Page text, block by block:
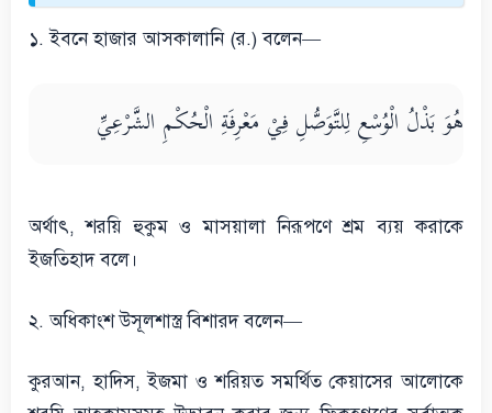
১. ইবনে হাজার আসকালানি (র.) বলেন—
هُوَ بَذْلُ الْوُسْعِ لِلتَّوَصُّلِ فِيْ مَعْرِفَةِ الْحُكْمِ الشَّرْعِيِّ
অর্থাৎ, শরয়ি হুকুম ও মাসয়ালা নিরূপণে শ্রম ব্যয় করাকে
ইজতিহাদ বলে।
২. অধিকাংশ উসূলশাস্ত্র বিশারদ বলেন—
কুরআন, হাদিস, ইজমা ও শরিয়ত সমর্থিত কেয়াসের আলোকে